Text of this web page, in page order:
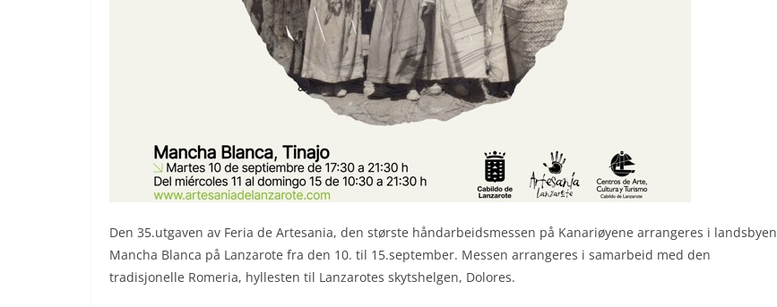
Den 35.utgaven av Feria de Artesania, den største håndarbeidsmessen på Kanariøyene arrangeres i landsbyen
Mancha Blanca på Lanzarote fra den 10. til 15.september. Messen arrangeres i samarbeid med den
tradisjonelle Romeria, hyllesten til Lanzarotes skytshelgen, Dolores.